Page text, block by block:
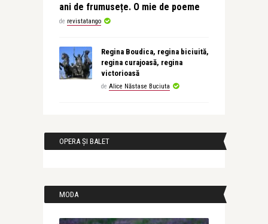
ani de frumusețe. O mie de poeme
de revistatango
Regina Boudica, regina biciuită,
regina curajoasă, regina
victorioasă
de Alice Năstase Buciuta
OPERA ȘI BALET
MODA